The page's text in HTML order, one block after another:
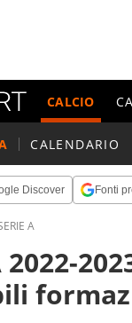
CALCIO
CALENDARIO
Discover Fonti
A
2022-